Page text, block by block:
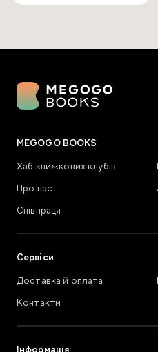
MEGOGO BOOKS
Хаб книжкових клубів
Про нас
Співпраця
Сервіси
Доставка й оплата
Контакти